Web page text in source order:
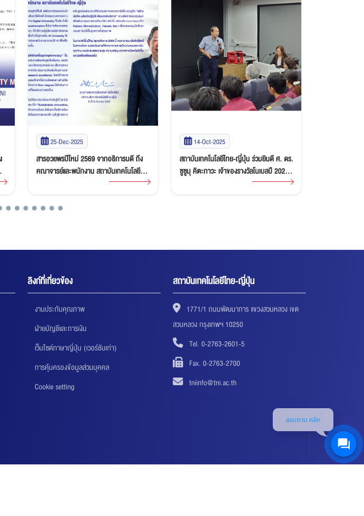
14-Oct-2025
สถาบันเทคโนโลยีไทย-ญี่ปุ่น ร่วมยินดี ศ. ดร.
ซูซูมุ คิตะกาวะ เจ้าของรางวัลโนเบลปี 2025
ผู้เคยให้เกียรติบรรยายแก่นักศึกษาใน
และ AOTS
23-Sep-2025
ผลการประเมินคุณภาพการศึกษาภายใน
สถาบันเทคโนโลยีไทย-ญี่ปุ่น ประจำปีการ
ลิงก์ที่เกี่ยวข้อง
งานประกันคุณภาพ
ฝ่ายบัญชีและการเงิน
เว็บไซต์ภาษาญี่ปุ่น (เวอร์ชันเก่า)
การคุ้มครองข้อมูลส่วนบุคคล
Cookie setting
สถาบันเทคโนโลยีไทย-ญี่ปุ่น
1771/1 ถนนพัฒนาการ แขวงสวนหลวง เขต
สวนหลวง กรุงเทพฯ 10250
Tel. 0-2763-2601-5
Fax. 0-2763-2700
tniinfo@tni.ac.th
สอบถาม คลิก